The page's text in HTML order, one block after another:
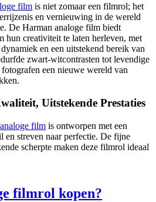
film is niet zomaar een filmrol; het
en vernieuwing in de wereld
De Harman analoge film biedt
hun creativiteit te laten herleven, met
en een uitstekend bereik van
zwart-witcontrasten tot levendige
een nieuwe wereld van
Uitstekende Prestaties
film is ontworpen met een
en streven naar perfectie. De fijne
scherpte maken deze filmrol ideaal
filmrol kopen?